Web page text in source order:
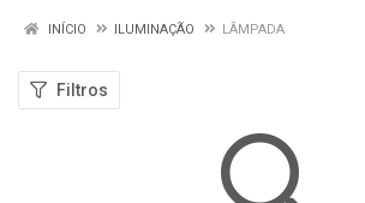
INÍCIO ILUMINAÇÃO LÂMPADA
Filtros